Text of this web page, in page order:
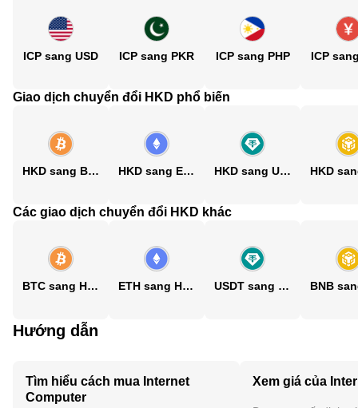
ICP sang USD ICP sang PKR ICP sang PHP ICP
Giao dịch chuyển đổi HKD phổ biến
HKD sang BTC HKD sang ETH HKD sang USDT
Các giao dịch chuyển đổi HKD khác
BTC sang HKD ETH sang HKD USDT sang HKD
Hướng dẫn
Tìm hiểu cách mua Internet
Computer
Xem giá của